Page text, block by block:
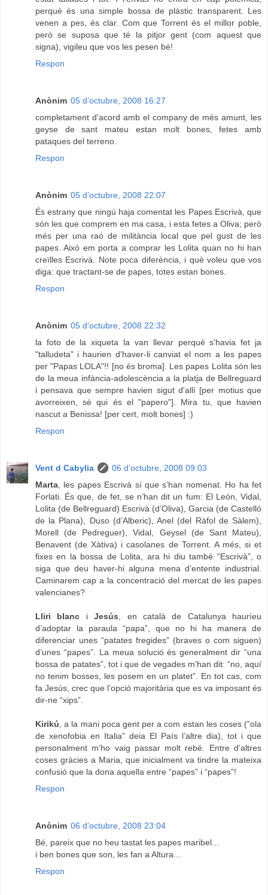
perquè és una simple bossa de plàstic transparent. Les
venen a pes, és clar. Com que Torrent és el millor poble,
però se suposa que té la pitjor gent (com aquest que
signa), vigileu que vos les pesen bé!
Respon
Anònim 05 d’octubre, 2008 16:27
completament d'acord amb el company de més amunt, les
geyse de sant mateu estan molt bones, fetes amb
pataques del terreno.
Respon
Anònim 05 d’octubre, 2008 22:07
És estrany que ningú haja comentat les Papes Escrivà, que
són les que comprem en ma casa, i esta fetes a Oliva; però
més per una raó de militància local que pel gust de les
papes. Això em porta a comprar les Lolita quan no hi han
creïlles Escrivà. Note poca diferència, i què voleu que vos
diga: que tractant-se de papes, totes estan bones.
Respon
Anònim 05 d’octubre, 2008 22:32
la foto de la xiqueta la van llevar perquè s'havia fet ja
"talludeta" i haurien d'haver-li canviat el nom a les papes
per "Papas LOLA"!! [no és broma]. Les papes Lolita són les
de la meua infància-adolescència a la platja de Bellreguard
i pensava que sempre havien sigut d'allí [per motius que
avorreixen, sé qui és el "papero"]. Mira tu, que havien
nascut a Benissa! [per cert, molt bones] :)
Respon
Vent d Cabylia
06 d’octubre, 2008 09:03
Marta , les papes Escrivà sí que s’han nomenat. Ho ha fet
Forlati. És que, de fet, se n’han dit un fum: El León, Vidal,
Lolita (de Bellreguard) Escrivà (d’Oliva), Garcia (de Castelló
de la Plana), Duso (d’Alberic), Anel (del Ràfol de Sàlem),
Morell (de Pedreguer), Vidal, Geysel (de Sant Mateu),
Benavent (de Xàtiva) i casolanes de Torrent. A més, si et
fixes en la bossa de Lolita, ara hi diu també “Escrivà”, o
siga que deu haver-hi alguna mena d’entente industrial.
Caminarem cap a la concentració del mercat de les papes
valencianes?
Lliri blanc iJesús , en català de Catalunya hauríeu
d’adoptar la paraula “papa”, que no hi ha manera de
diferenciar unes “patates fregides” (braves o com siguen)
d’unes “papes”. La meua solució és generalment dir “una
bossa de patates”, tot i que de vegades m’han dit: “no, aquí
no tenim bosses, les posem en un platet”. En tot cas, com
fa Jesús, crec que l’opció majoritària que es va imposant és
dir-ne “xips”.
Kirikú , a la mani poca gent per a com estan les coses (“ola
de xenofobia en Italia” deia El País l’altre dia), tot i que
personalment m’ho vaig passar molt rebé. Entre d’altres
coses gràcies a Maria, que inicialment va tindre la mateixa
confusió que la dona aquella entre “papes” i “papes”!
Respon
Anònim 06 d’octubre, 2008 23:04
Bé, pareix que no heu tastat les papes maribel...
i ben bones que son, les fan a Altura...
Respon